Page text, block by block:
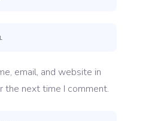
email, and website in
the next time I comment.